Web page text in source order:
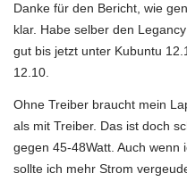
Danke für den Bericht, wie
klar. Habe selber den
gut bis jetzt unter Kubuntu
12.10.
Ohne Treiber braucht mein
als mit Treiber. Das ist doch
gegen 45-48Watt. Auch wenn
sollte ich mehr Strom